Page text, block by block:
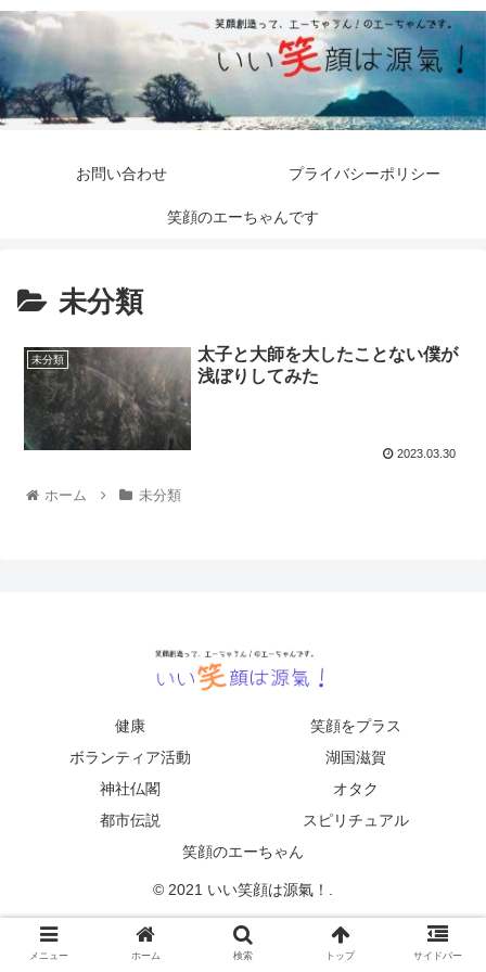
お問い合わせ プライバシーポリシー
笑顔のエーちゃんです
未分類
未分類
太子と大師を大したことない僕が
浅ぼりしてみた
2023.03.30
ホーム 未分類
健康
笑顔をプラス
ボランティア活動
湖国滋賀
神社仏閣
オタク
都市伝説
スピリチュアル
笑顔のエーちゃん
© 2021 いい笑顔は源氣！.
メニュー ホーム 検索 トップ サイドバー